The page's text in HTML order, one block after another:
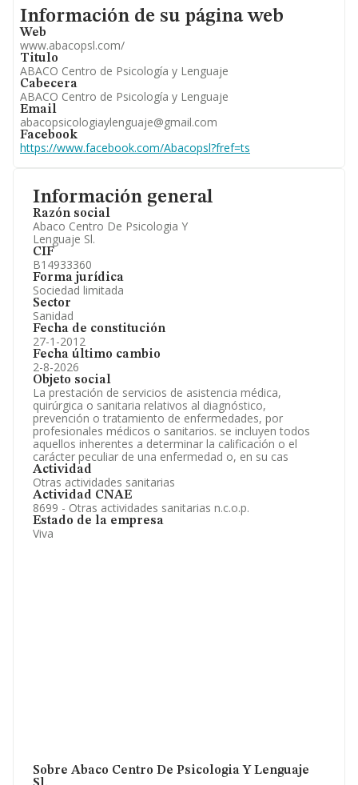
Información general
Razón social
Abaco Centro De Psicologia Y
Lenguaje Sl.
CIF
B14933360
Forma jurídica
Sociedad limitada
Sector
Sanidad
Fecha de constitución
27-1-2012
Fecha último cambio
2-8-2026
Objeto social
La prestación de servicios de asistencia médica,
quirúrgica o sanitaria relativos al diagnóstico,
prevención o tratamiento de enfermedades, por
profesionales médicos o sanitarios. se incluyen todos
aquellos inherentes a determinar la calificación o el
carácter peculiar de una enfermedad o, en su cas
Actividad
Otras actividades sanitarias
Actividad CNAE
8699 - Otras actividades sanitarias n.c.o.p.
Estado de la empresa
Viva
Sobre Abaco Centro De Psicologia Y Lenguaje
Información oficial y registral complementaria.
Informacion de su página web
Información de su página web
Web
www.abacopsl.com/
Titulo
ABACO Centro de Psicología y Lenguaje
Cabecera
ABACO Centro de Psicología y Lenguaje
Email
abacopsicologiaylenguaje@gmail.com
Facebook
https://www.facebook.com/Abacopsl?fref=ts